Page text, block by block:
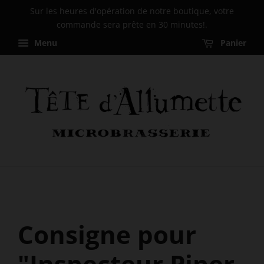
Sur les heures d'opération de notre boutique, votre
commande sera prête en 30 minutes!.
Menu
Panier
Consigne pour